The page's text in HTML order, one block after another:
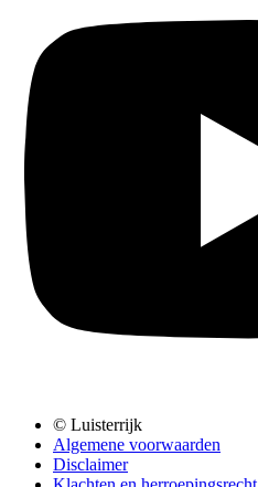
© Luisterrijk
Algemene voorwaarden
Disclaimer